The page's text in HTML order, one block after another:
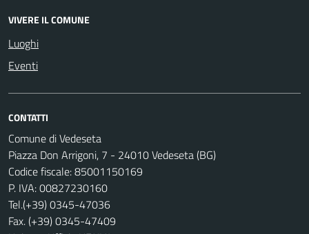
VIVERE IL COMUNE
Luoghi
Eventi
CONTATTI
Comune di Vedeseta
Piazza Don Arrigoni, 7 - 24010 Vedeseta (BG)
Codice fiscale: 85001150169
P. IVA: 00827230160
Tel.(+39) 0345-47036
Fax. (+39) 0345-47409